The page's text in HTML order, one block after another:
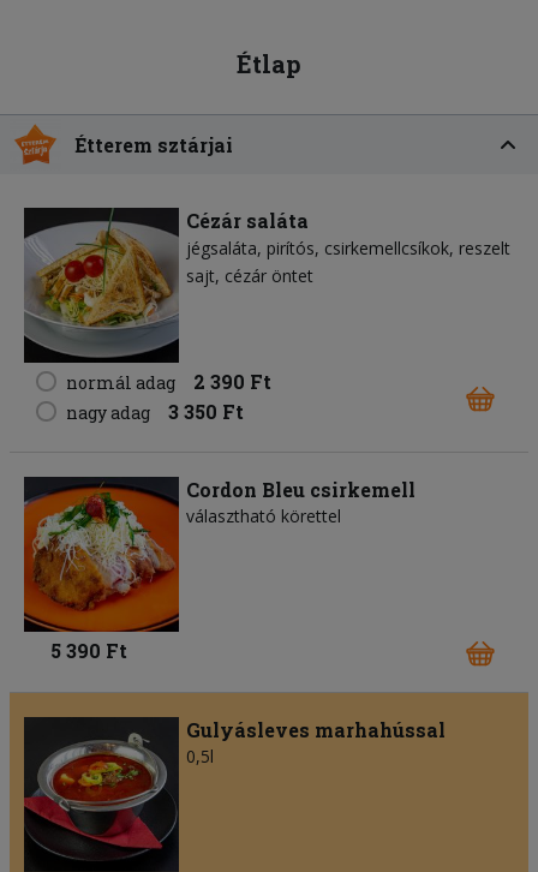
Étlap
Étterem sztárjai
Cézár saláta
jégsaláta pirítós csirkemellcsíkok reszelt
sajt cézár öntet
normál adag 2 390 Ft
nagy adag 3 350 Ft
Cordon Bleu csirkemell
választható körettel
5 390 Ft
Gulyásleves marhahússal
0,5l